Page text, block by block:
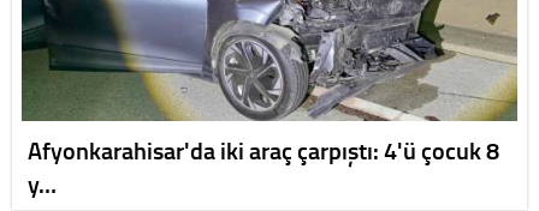
Afyonkarahisar'da iki araç çarpıştı: 4'ü çocuk 8
y…